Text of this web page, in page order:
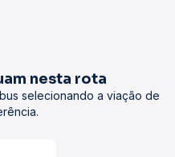
nesta rota
selecionando a viação de